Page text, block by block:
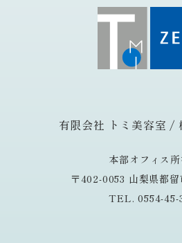
有限会社 トミ美容室 /
本部オフィス
〒402-0053 山梨県都留
TEL. 0554-45-